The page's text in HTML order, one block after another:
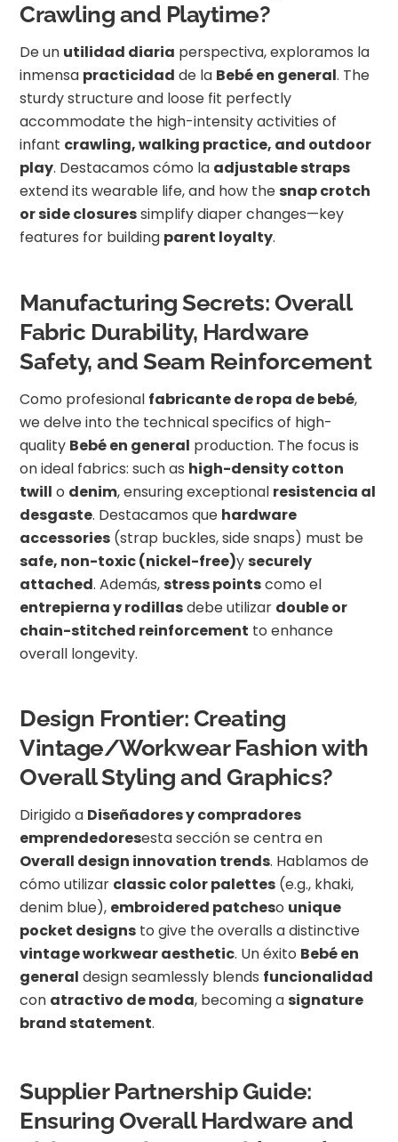
Crawling and Playtime?
De un utilidad diaria perspectiva, exploramos la
inmensa practicidad de la Bebé en general. The
sturdy structure and loose fit perfectly
accommodate the high-intensity activities of
infant crawling, walking practice, and outdoor
play. Destacamos cómo la adjustable straps
extend its wearable life, and how the snap crotch
or side closuressimplify diaper changes—key
features for building parent loyalty.
Manufacturing Secrets: Overall
Fabric Durability, Hardware
Safety, and Seam Reinforcement
Como profesional fabricante de ropa de bebé,
we delve into the technical specifics of high-
quality Bebé en general production. The focus is
on ideal fabrics: such as high-density cotton
twill o denim, ensuring exceptional resistencia al
desgaste. Destacamos que hardware
accessories (strap buckles, side snaps) must be
safe, non-toxic (nickel-free)y securely
attached. Además, stress pointscomo el
entrepierna y rodillasdebe utilizar double or
chain-stitched reinforcement to enhance
overall longevity.
Design Frontier: Creating
Vintage/Workwear Fashion with
Overall Styling and Graphics?
Dirigido a Diseñadores y compradores
emprendedoresesta sección se centra en
Overall design innovation trends. Hablamos de
cómo utilizar classic color palettes (e.g., khaki,
denim blue), embroidered patcheso unique
pocket designs to give the overalls a distinctive
vintage workwear aesthetic. Un éxito Bebé en
general design seamlessly blends funcionalidad
con atractivo de moda, becoming a signature
brand statement.
Supplier Partnership Guide:
Ensuring Overall Hardware and